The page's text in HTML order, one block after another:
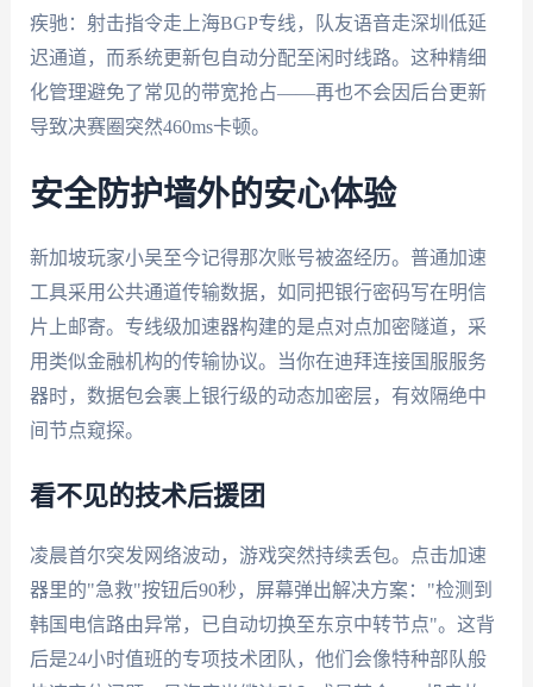
疾驰：射击指令走上海BGP专线，队友语音走深圳低延
迟通道，而系统更新包自动分配至闲时线路。这种精细
化管理避免了常见的带宽抢占——再也不会因后台更新
导致决赛圈突然460ms卡顿。
安全防护墙外的安心体验
新加坡玩家小吴至今记得那次账号被盗经历。普通加速
工具采用公共通道传输数据，如同把银行密码写在明信
片上邮寄。专线级加速器构建的是点对点加密隧道，采
用类似金融机构的传输协议。当你在迪拜连接国服服务
器时，数据包会裹上银行级的动态加密层，有效隔绝中
间节点窥探。
看不见的技术后援团
凌晨首尔突发网络波动，游戏突然持续丢包。点击加速
器里的"急救"按钮后90秒，屏幕弹出解决方案："检测到
韩国电信路由异常，已自动切换至东京中转节点"。这背
后是24小时值班的专项技术团队，他们会像特种部队般